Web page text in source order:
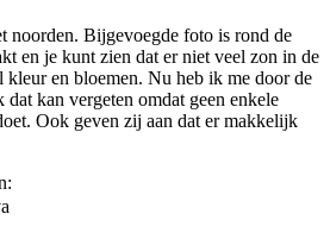
Bijgevoegde foto is rond de
en je kunt zien dat er niet veel zon in de
en bloemen. Nu heb ik me door de
kan vergeten omdat geen enkele
Ook geven zij aan dat er makkelijk